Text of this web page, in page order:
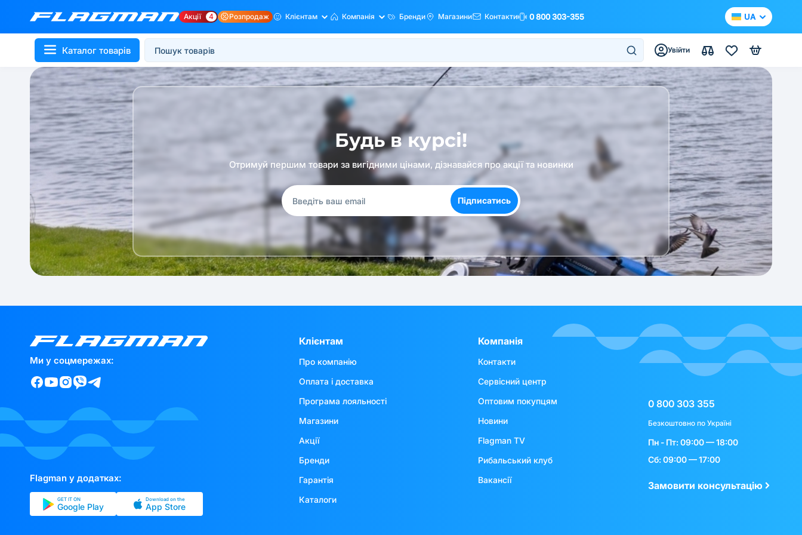
Акції 4 Розпродаж Клієнтам Компанія Бренди Магазини Контакти 0 800 303-355 UA
Каталог товарів Увійти
Будь в курсі!
Отримуй першим товари за вигідними цінами, дізнавайся про акції та новинки
Підписатись
Ми у соцмережах:
Flagman у додатках:
GET IT ON
Google Play
Download on the
App Store
Клієнтам
Про компанію
Оплата і доставка
Програма лояльності
Магазини
Акції
Бренди
Гарантія
Каталоги
Компанія
Контакти
Сервісний центр
Оптовим покупцям
Новини
Flagman TV
Рибальський клуб
Вакансії
0 800 303 355
Безкоштовно по Україні
Пн - Пт: 09:00 — 18:00
Сб: 09:00 — 17:00
Замовити консультацію